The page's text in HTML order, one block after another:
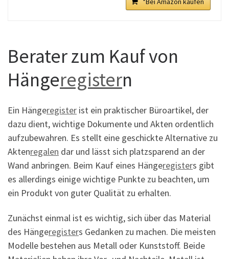
Berater zum Kauf von
Hängeregistern
Ein Hängeregister ist ein praktischer Büroartikel, der
dazu dient, wichtige Dokumente und Akten ordentlich
aufzubewahren. Es stellt eine geschickte Alternative zu
Aktenregalen dar und lässt sich platzsparend an der
Wand anbringen. Beim Kauf eines Hängeregisters gibt
es allerdings einige wichtige Punkte zu beachten, um
ein Produkt von guter Qualität zu erhalten.
Zunächst einmal ist es wichtig, sich über das Material
des Hängeregisters Gedanken zu machen. Die meisten
Modelle bestehen aus Metall oder Kunststoff. Beide